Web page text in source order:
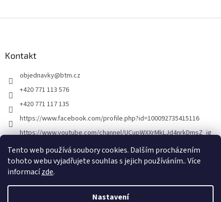
Tento web používá soubory cookies. Dalším procházením
tohoto webu vyjadřujete souhlas s jejich používáním.. Více
informacízde.
Nastavení
Kontakt
objednavky@btm.cz
+420 771 113 576
+420 771 117 135
https://www.facebook.com/profile.php?id=100092735415116
https://www.youtube.com/channel/UCupWXXrMkLJd4nrkDmsZ_ig
Vytvořil Shoptet